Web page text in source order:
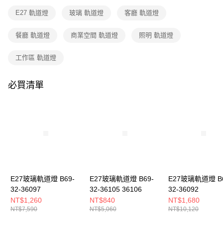
ATM／網路銀行／等多元方式進行付款，方視為交易完成。
購買商品的店家。未經商家同意取消之訂單仍視為有效，需透過AFTEE先享
是否繳費成功／繳費後需取消欲退款等相關疑問，請聯繫「AFTEE先享後付
【注意事項】
時審查核予不同之上限額度；若仍有額度不足之情形，本公司將視審查結果
５．嚴禁一人註冊多個帳號或使用他人資訊註冊。若發現惡意使用之情形，
恩沛科技股份有限公司將有權停止該用戶之使用額度並採取法律行動。
E27 軌道燈 玻璃 軌道燈 客廳 軌道燈
餐廳 軌道燈 商業空間 軌道燈 照明 軌道燈
工作區 軌道燈
必買清單
E27玻璃軌道燈 B69-
32-36097
NT$1,260
NT$7,590
E27玻璃軌道燈 B69-
32-36105 36106
NT$840
NT$5,060
E27玻璃軌道燈
32-36092
NT$1,680
NT$10,120